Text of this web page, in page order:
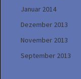
Januar 2014
Dezember 2013
November 2013
September 2013